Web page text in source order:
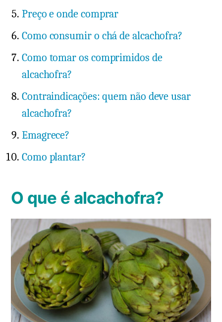
Preço e onde comprar
Como consumir o chá de alcachofra?
Como tomar os comprimidos de
alcachofra?
Contraindicações: quem não deve usar
alcachofra?
Emagrece?
Como plantar?
O que é alcachofra?